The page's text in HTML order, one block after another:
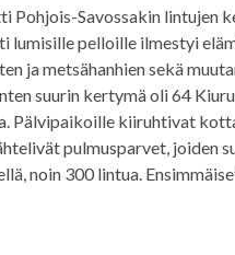
Pohjois-Savossakin lintujen
lumisille pelloille ilmestyi
ja metsähanhien sekä
suurin kertymä oli 64
Pälvipaikoille kiiruhtivat
pulmusparvet, joiden
noin 300 lintua.